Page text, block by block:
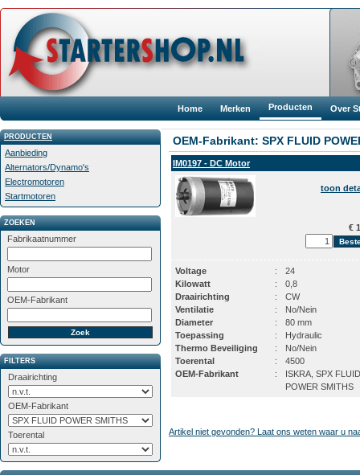
Home Merken Producten Over
PRODUCTEN
Aanbieding
Alternators/Dynamo's
Electromotoren
Startmotoren
ZOEKEN
Fabrikaatnummer
Motor
OEM-Fabrikant
FILTERS
Draairichting
OEM-Fabrikant
Toerental
OEM-Fabrikant: SPX FLUID
IM0197 - DC Motor
toon
€
Voltage :
24
Kilowatt
:
0,8
Draairichting
:
CW
Ventilatie
:
No/Nein
Diameter
:
80 mm
Toepassing
:
Hydraulic
Thermo Beveiliging
:
No/Nein
Toerental
:
4500
OEM-Fabrikant
:
ISKRA, SPX FLUID
POWER SMITHS
Artikel niet gevonden? Laat ons weten waar u